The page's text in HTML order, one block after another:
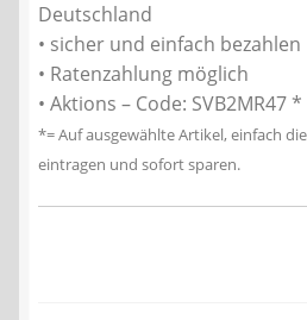
Deutschland
• sicher und einfach bezahlen
• Ratenzahlung möglich
• Aktions – Code: SVB2MR47 *
*= Auf ausgewählte Artikel, einfach
eintragen und sofort sparen.